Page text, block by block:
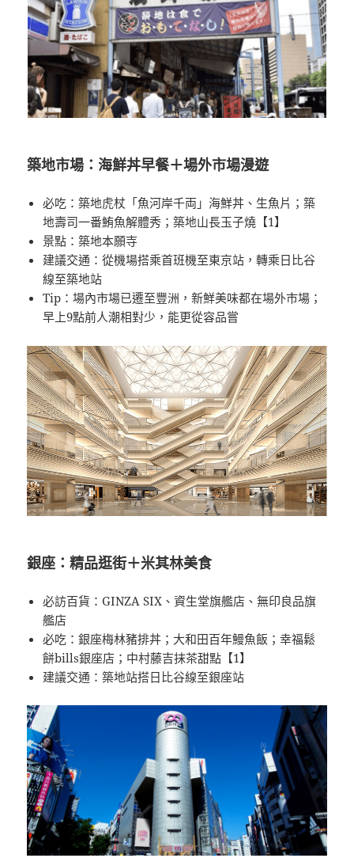
築地市場：海鮮丼早餐＋場外市場漫遊
必吃：築地虎杖「魚河岸千両」海鮮丼、生魚片；築
地壽司一番鮪魚解體秀；築地山長玉子燒【1】
景點：築地本願寺
建議交通：從機場搭乘首班機至東京站，轉乘日比谷
線至築地站
Tip：場內市場已遷至豐洲，新鮮美味都在場外市場；
早上9點前人潮相對少，能更從容品嘗
銀座：精品逛街＋米其林美食
必訪百貨：GINZA SIX、資生堂旗艦店、無印良品旗
艦店
必吃：銀座梅林豬排丼；大和田百年鰻魚飯；幸福鬆
餅bills銀座店；中村藤吉抹茶甜點【1】
建議交通：築地站搭日比谷線至銀座站